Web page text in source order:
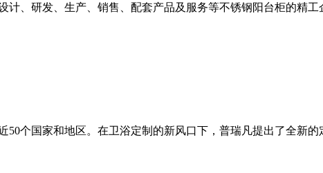
、研发、生产、销售、配套产品及服务等不锈钢阳台柜的精
个国家和地区。在卫浴定制的新风口下，普瑞凡提出了全新的